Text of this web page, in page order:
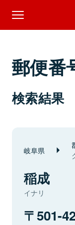
郵便番
検索結果
岐阜県
稲成
イナリ
501-